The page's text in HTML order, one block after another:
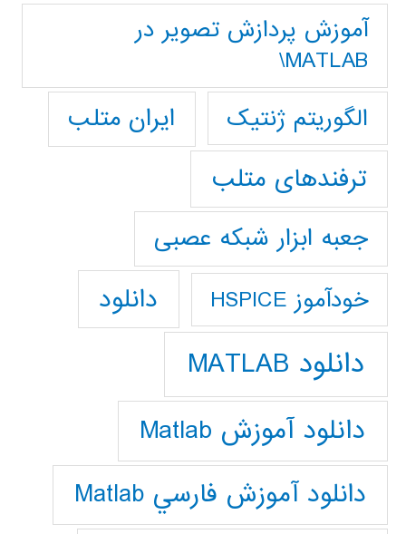
آموزش پردازش تصوير در
MATLAB\
الگوریتم ژنتیک
ایران متلب
ترفندهای متلب
جعبه ابزار شبکه عصبی
خودآموز HSPICE دانلود
دانلود MATLAB
دانلود آموزش Matlab
دانلود آموزش فارسي Matlab